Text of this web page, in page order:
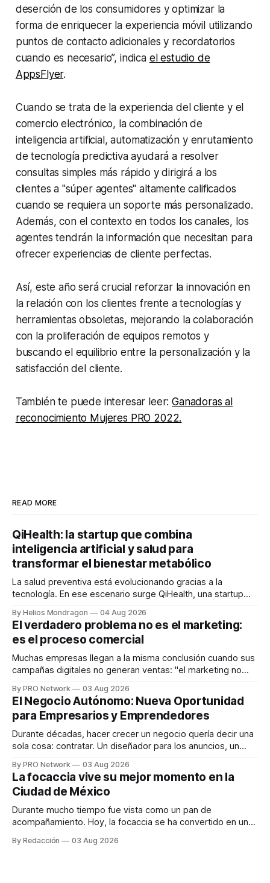
deserción de los consumidores y optimizar la
forma de enriquecer la experiencia móvil utilizando
puntos de contacto adicionales y recordatorios
cuando es necesario”, indica el estudio de
AppsFlyer.
Cuando se trata de la experiencia del cliente y el
comercio electrónico, la combinación de
inteligencia artificial, automatización y enrutamiento
de tecnología predictiva ayudará a resolver
consultas simples más rápido y dirigirá a los
clientes a "súper agentes" altamente calificados
cuando se requiera un soporte más personalizado.
Además, con el contexto en todos los canales, los
agentes tendrán la información que necesitan para
ofrecer experiencias de cliente perfectas.
Así, este año será crucial reforzar la innovación en
la relación con los clientes frente a tecnologías y
herramientas obsoletas, mejorando la colaboración
con la proliferación de equipos remotos y
buscando el equilibrio entre la personalización y la
satisfacción del cliente.
También te puede interesar leer:Ganadoras al
reconocimiento Mujeres PRO 2022.
READ MORE
QiHealth: la startup que combina
inteligencia artificial y salud para
transformar el bienestar metabólico
La salud preventiva está evolucionando gracias a la
tecnología. En ese escenario surge QiHealth, una startup
dispositivos inteligentes, inteligencia artificial y monitoreo
en tiempo real para ayudar a las personas a tomar mejores
decisiones sobre su salud metabólica. Su propuesta busca
responder
By Helios Mondragon 04 Aug 2026
El verdadero problema no es el marketing:
es el proceso comercial
Muchas empresas llegan a la misma conclusión cuando sus
campañas digitales no generan ventas: "el marketing no
INTERIUS, el problema suele estar en otro lugar. Durante
una entrevista para el podcast SER PRO, el especialista en
marketing digital explicó que
By PRO Network 03 Aug 2026
El Negocio Autónomo: Nueva Oportunidad
para Empresarios y Emprendedores
Durante décadas, hacer crecer un negocio quería decir una
sola cosa: contratar. Un diseñador para los anuncios, un
para los textos, alguien que supiera de publicidad digital
para encontrar prospectos, un vendedor para atender
llamadas y mensajes, y —con suerte— una persona
By PRO Network 03 Aug 2026
La focaccia vive su mejor momento en la
Ciudad de México
Durante mucho tiempo fue vista como un pan de
acompañamiento. Hoy, la focaccia se ha convertido en uno
artesanal, ingredientes de calidad y experiencias que
By Redacción 03 Aug 2026